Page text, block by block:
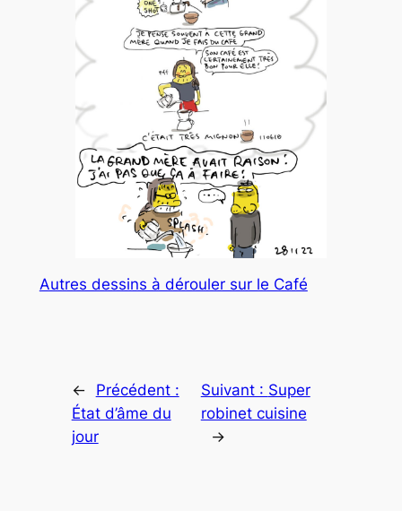
Autres dessins à dérouler sur le Café
←
Précédent :
État d’âme du
jour
Suivant : Super
robinet cuisine
→